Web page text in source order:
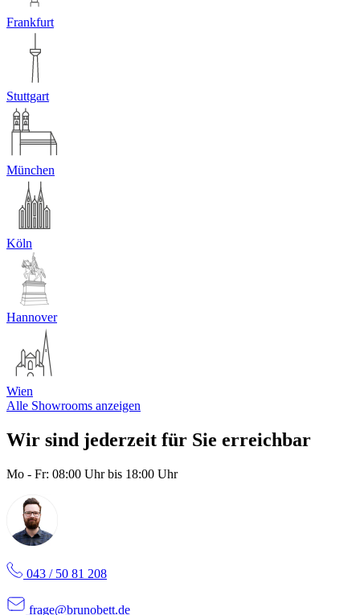
Frankfurt
Stuttgart
München
Köln
Hannover
Wien
Alle Showrooms anzeigen
Wir sind jederzeit für Sie erreichbar
Mo - Fr: 08:00 Uhr bis 18:00 Uhr
043 / 50 81 208
frage@brunobett.de